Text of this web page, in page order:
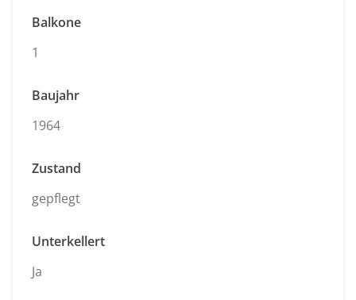
Balkone
1
Baujahr
1964
Zustand
gepflegt
Unterkellert
Ja